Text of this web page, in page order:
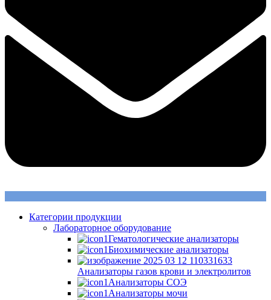
Категории продукции
Лабораторное оборудование
Гематологические анализаторы
Биохимические анализаторы
Анализаторы газов крови и электролитов
Анализаторы СОЭ
Анализаторы мочи